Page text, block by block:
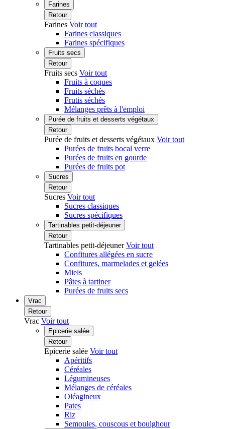
Farines
Retour
Farines Voir tout
Farines classiques
Farines spécifiques
Fruits secs
Retour
Fruits secs Voir tout
Fruits à coques
Fruits séchés
Frutis séchés
Mélanges prêts à l'emploi
Purée de fruits et desserts végétaux
Retour
Purée de fruits et desserts végétaux Voir tout
Purées de fruits bocal verre
Purées de fruits en gourde
Purées de fruits pot
Sucres
Retour
Sucres Voir tout
Sucres classiques
Sucres spécifiques
Tartinables petit-déjeuner
Retour
Tartinables petit-déjeunerVoir tout
Confitures allégées en sucre
Confitures, marmelades et gelées
Miels
Pâtes à tartiner
Purées de fruits secs
Vrac
Retour
Vrac Voir tout
Epicerie salée
Retour
Epicerie salée Voir tout
Apéritifs
Céréales
Légumineuses
Mélanges de céréales
Oléagineux
Pates
Riz
Semoules, couscous et boulghour